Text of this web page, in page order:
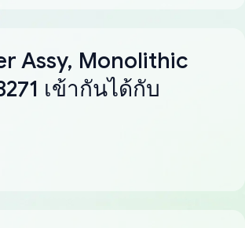
Assy, Monolithic
เข้ากันได้กับ